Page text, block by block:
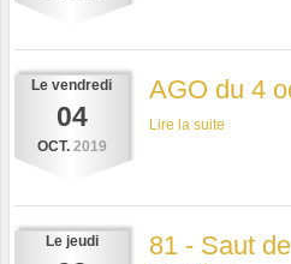
Le vendredi
04
OCT. 2019
AGO du 4
Lire la suite
Le jeudi
81 - Saut